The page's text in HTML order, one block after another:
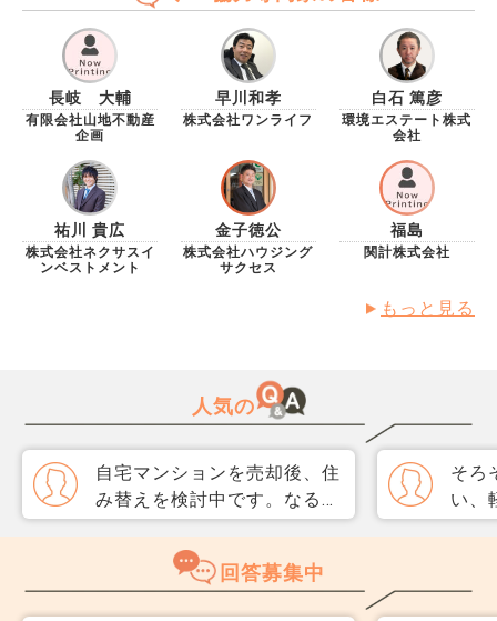
長岐 大輔
有限会社山地不動産
企画
早川和孝
株式会社ワンライフ
白石 篤彦
環境エステート株式
会社
祐川 貴広
株式会社ネクサスイ
ンベストメント
金子徳公
株式会社ハウジング
サクセス
福島
関計株式会社
もっと見る
人気の
自宅マンションを売却後、住
み替えを検討中です。なるべ
く3か月以内に売却をしたい
のですが、一般媒介と専任媒
介で迷っています。 窓口は
そろ
い、
取り
回答募集中